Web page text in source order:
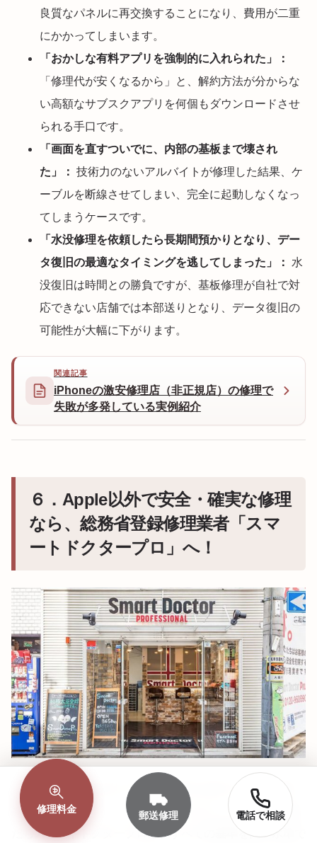
良質なパネルに再交換することになり、費用が二重
にかかってしまいます。
「おかしな有料アプリを強制的に入れられた」：
「修理代が安くなるから」と、解約方法が分からな
い高額なサブスクアプリを何個もダウンロードさせ
られる手口です。
「画面を直すついでに、内部の基板まで壊され
た」： 技術力のないアルバイトが修理した結果、ケ
ーブルを断線させてしまい、完全に起動しなくなっ
てしまうケースです。
「水没修理を依頼したら長期間預かりとなり、デー
タ復旧の最適なタイミングを逃してしまった」：
水
没復旧は時間との勝負ですが、基板修理が自社で対
応できない店舗では本部送りとなり、データ復旧の
可能性が大幅に下がります。
関連記事
iPhoneの激安修理店（非正規店）の修理で
失敗が多発している実例紹介
６．Apple以外で安全・確実な修理
なら、総務省登録修理業者「スマ
ートドクタープロ」へ！
ここまで「Apple以外でiPhone修理を依頼する3つの選択
肢」と「失敗しない7つの基準」をお伝えしましたが、 私
たちスマートドクタープロは、すべての基準を高い水準で
修理料金
郵送修理 電話で相談